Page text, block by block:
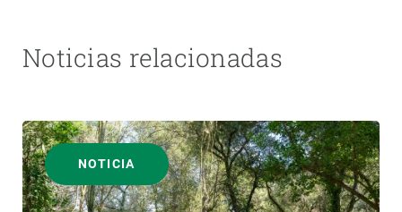
Noticias relacionadas
NOTICIA